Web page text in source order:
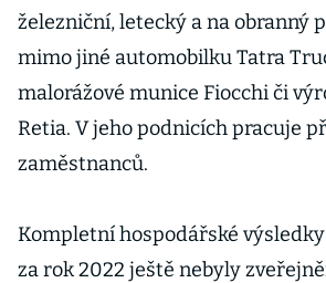
železniční, letecký a na obranný
mimo jiné automobilku Tatra
malorážové munice Fiocchi či
Retia. V jeho podnicích pracuje
zaměstnanců.
Kompletní hospodářské
za rok 2022 ještě nebyly